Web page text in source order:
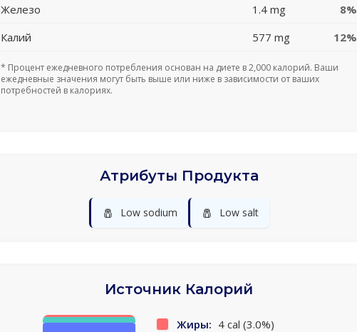
Железо
1.4 mg
8%
Калий
577 mg 12%
* Процент ежедневного потребления основан на диете в 2,000 калорий. Ваши
ежедневные значения могут быть выше или ниже в зависимости от ваших
потребностей в калориях.
Атрибуты Продукта
🧂 Low sodium 🧂 Low salt
Источник Калорий
Жиры: 4 cal (3.0%)